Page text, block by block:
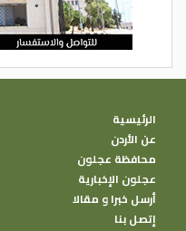
الرئيسية
عن الأردن
محافظة عجلون
عجلون الإخبارية
أرسل خبرا و مقالا
إتصل بنا